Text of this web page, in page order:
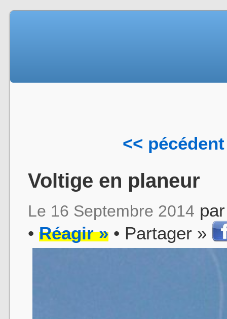
<< pécédent
Voltige en planeur
Le 16 Septembre 2014
• Réagir » • Partager »